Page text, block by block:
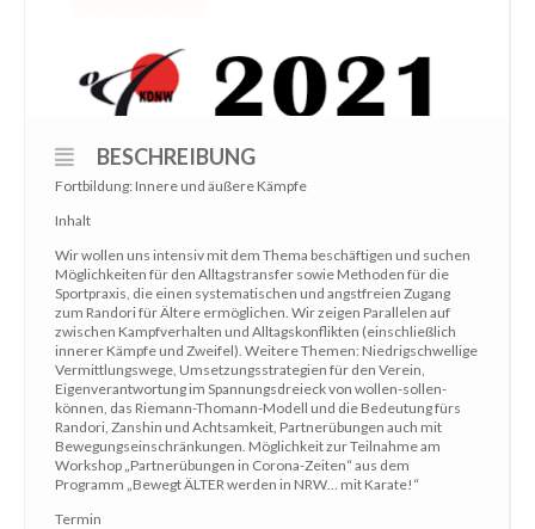
BESCHREIBUNG
Fortbildung: Innere und äußere Kämpfe
Inhalt
Wir wollen uns intensiv mit dem Thema beschäftigen und suchen
Möglichkeiten für den Alltagstransfer sowie Methoden für die
Sportpraxis, die einen systematischen und angstfreien Zugang
zum Randori für Ältere ermöglichen. Wir zeigen Parallelen auf
zwischen Kampfverhalten und Alltagskonflikten (einschließlich
innerer Kämpfe und Zweifel). Weitere Themen: Niedrigschwellige
Vermittlungswege, Umsetzungsstrategien für den Verein,
Eigenverantwortung im Spannungsdreieck von wollen-sollen-
können, das Riemann-Thomann-Modell und die Bedeutung fürs
Randori, Zanshin und Achtsamkeit, Partnerübungen auch mit
Bewegungseinschränkungen. Möglichkeit zur Teilnahme am
Workshop „Partnerübungen in Corona-Zeiten“ aus dem
Programm „Bewegt ÄLTER werden in NRW… mit Karate!“
Termin